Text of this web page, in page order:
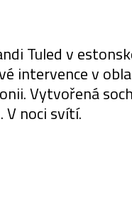
Tuled v
intervence v
Vytvořená
V noci svítí.